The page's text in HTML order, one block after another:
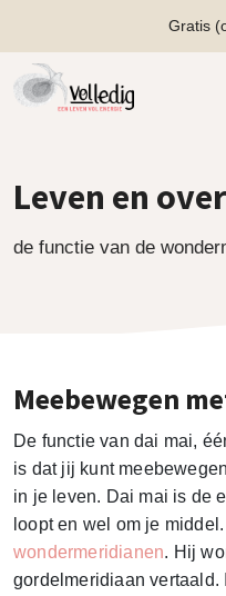
Gratis
Leven en
de functie van de
Meebewegen
De functie van dai mai,
is dat jij kunt
in je leven. Dai mai is de
loopt en wel om je
wondermeridianen. Hij
gordelmeridiaan vertaald.